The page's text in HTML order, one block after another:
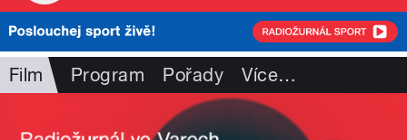
Film Program Pořady Více…